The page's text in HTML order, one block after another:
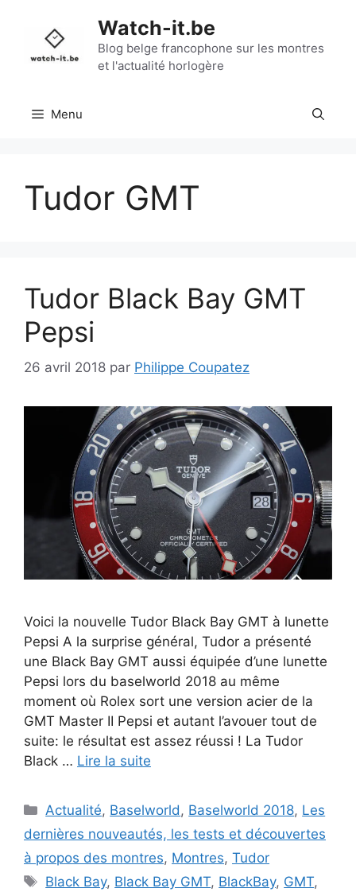
contenu
Watch-it.be
Blog belge francophone sur les montres
et l'actualité horlogère
Menu
Tudor GMT
Tudor Black Bay GMT
Pepsi
26 avril 2018 par Philippe Coupatez
Voici la nouvelle Tudor Black Bay GMT à lunette
Pepsi A la surprise général, Tudor a présenté
une Black Bay GMT aussi équipée d’une lunette
Pepsi lors du baselworld 2018 au même
moment où Rolex sort une version acier de la
GMT Master II Pepsi et autant l’avouer tout de
suite: le résultat est assez réussi ! La Tudor
Black … Lire la suite
Catégories
Actualité, Baselworld , Baselworld 2018, Les
dernières nouveautés, les tests et découvertes
à propos des montres, Montres, Tudor
Étiquettes
Black Bay, Black Bay GMT, BlackBay, GMT,